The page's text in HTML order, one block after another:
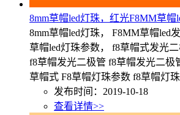
8mm草帽led灯珠，红光F8MM草
8mm草帽led灯珠， F8MM草帽led
草帽led灯珠参数， f8草帽式发光
f8草帽发光二极管 f8草帽发光二极
草帽式 F8草帽灯珠参数 f8草帽灯
发布时间：2019-10-18
查看详情>>